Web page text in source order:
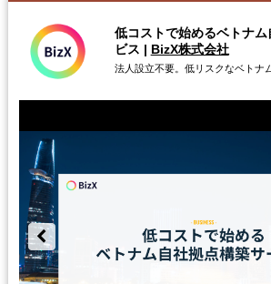
低コストで始めるベトナ
ビス | BizX株式会社
法人設立不要。低リスクなベトナ